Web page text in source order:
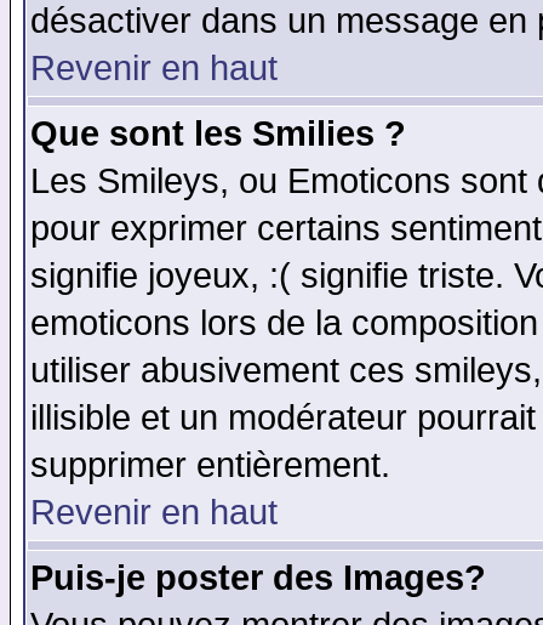
désactiver dans un message
Revenir en haut
Que sont les Smilies ?
Les Smileys, ou Emoticons
pour exprimer certains
signifie joyeux, :( signifie triste.
emoticons lors de la
utiliser abusivement ces
illisible et un modérateur
supprimer entièrement.
Revenir en haut
Puis-je poster des Images?